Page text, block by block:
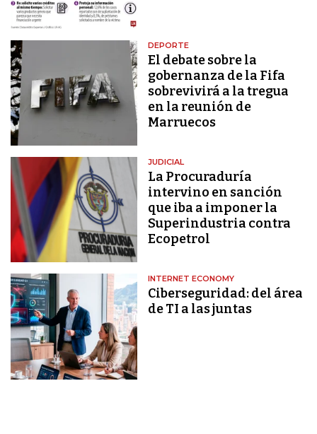
DEPORTE
El debate sobre la
gobernanza de la Fifa
sobrevivirá a la tregua
en la reunión de
Marruecos
JUDICIAL
La Procuraduría
intervino en sanción
que iba a imponer la
Superindustria contra
Ecopetrol
INTERNET ECONOMY
Ciberseguridad: del área
de TI a las juntas